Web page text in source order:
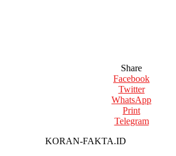
Share
Facebook
Twitter
WhatsApp
Print
Telegram
KORAN-FAKTA.ID